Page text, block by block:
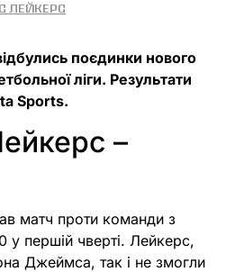
Лейкерс
поєдинки нового
ліги. Результати
Sports.
–
матч проти команди з
першій чверті. Лейкерс,
Джеймса, так і не змогли